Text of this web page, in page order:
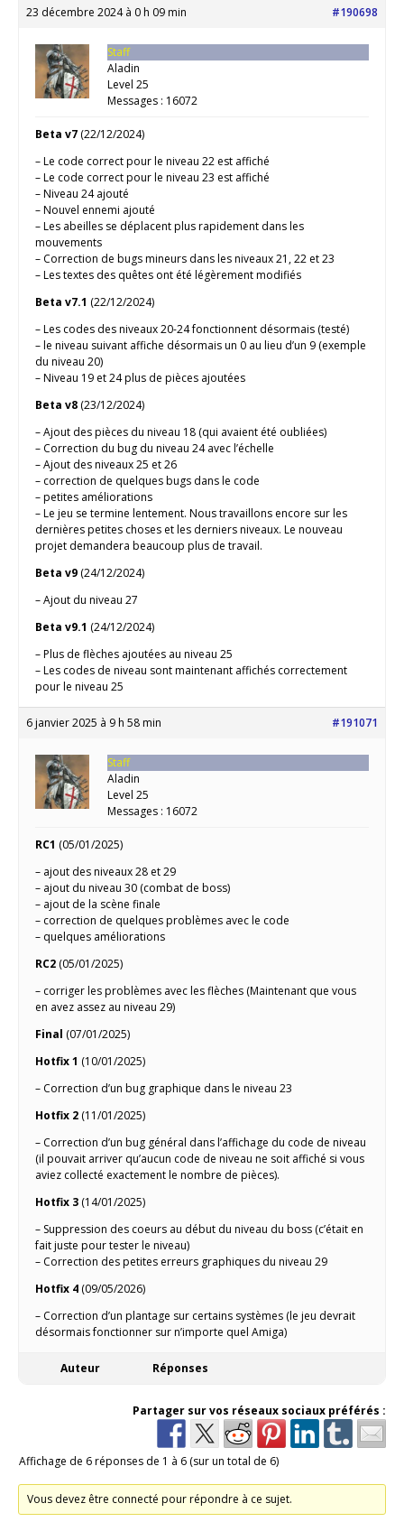
23 décembre 2024 à 0 h 09 min #190698
Staff
Aladin
Level 25
Messages : 16072
Beta v7 (22/12/2024)
– Le code correct pour le niveau 22 est affiché
– Le code correct pour le niveau 23 est affiché
– Niveau 24 ajouté
– Nouvel ennemi ajouté
– Les abeilles se déplacent plus rapidement dans les
mouvements
– Correction de bugs mineurs dans les niveaux 21, 22 et 23
– Les textes des quêtes ont été légèrement modifiés
Beta v7.1 (22/12/2024)
– Les codes des niveaux 20-24 fonctionnent désormais (testé)
– le niveau suivant affiche désormais un 0 au lieu d’un 9 (exemple
du niveau 20)
– Niveau 19 et 24 plus de pièces ajoutées
Beta v8 (23/12/2024)
– Ajout des pièces du niveau 18 (qui avaient été oubliées)
– Correction du bug du niveau 24 avec l’échelle
– Ajout des niveaux 25 et 26
– correction de quelques bugs dans le code
– petites améliorations
– Le jeu se termine lentement. Nous travaillons encore sur les
dernières petites choses et les derniers niveaux. Le nouveau
projet demandera beaucoup plus de travail.
Beta v9 (24/12/2024)
– Ajout du niveau 27
Beta v9.1 (24/12/2024)
– Plus de flèches ajoutées au niveau 25
– Les codes de niveau sont maintenant affichés correctement
pour le niveau 25
6 janvier 2025 à 9 h 58 min #191071
Staff
Aladin
Level 25
Messages : 16072
RC1 (05/01/2025)
– ajout des niveaux 28 et 29
– ajout du niveau 30 (combat de boss)
– ajout de la scène finale
– correction de quelques problèmes avec le code
– quelques améliorations
RC2 (05/01/2025)
– corriger les problèmes avec les flèches (Maintenant que vous
en avez assez au niveau 29)
Final (07/01/2025)
Hotfix 1 (10/01/2025)
– Correction d’un bug graphique dans le niveau 23
Hotfix 2 (11/01/2025)
– Correction d’un bug général dans l’affichage du code de niveau
(il pouvait arriver qu’aucun code de niveau ne soit affiché si vous
aviez collecté exactement le nombre de pièces).
Hotfix 3 (14/01/2025)
– Suppression des coeurs au début du niveau du boss (c’était en
fait juste pour tester le niveau)
– Correction des petites erreurs graphiques du niveau 29
Hotfix 4 (09/05/2026)
– Correction d’un plantage sur certains systèmes (le jeu devrait
désormais fonctionner sur n’importe quel Amiga)
Auteur Réponses
Partager sur vos réseaux sociaux préférés :
Affichage de 6 réponses de 1 à 6 (sur un total de 6)
Vous devez être connecté pour répondre à ce sujet.